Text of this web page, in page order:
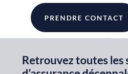
PRENDRE CONTACT
Retrouvez toutes les